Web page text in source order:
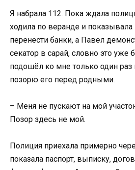
Я набрала 112. Пока ждала
ходила по веранде и показывала
перенести банки, а Павел
секатор в сарай, словно это уже
подошёл ко мне только один раз
позорю его перед родными.
– Меня не пускают на мой
Позор здесь не мой.
Полиция приехала примерно
показала паспорт, выписку,